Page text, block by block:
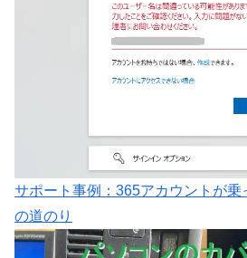
サポート事例：365アカウントが
の道のり